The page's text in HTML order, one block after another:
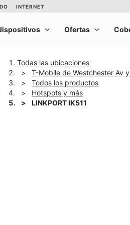
Todas las ubicaciones
T-Mobile de Westchester Av
Todos los productos
Hotspots y más
LINKPORT IK511
This carousel shows one large